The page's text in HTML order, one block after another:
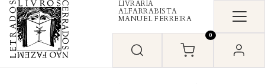
Skip to content
LIVRARIA
ALFARRABISTA
MANUEL FERREIRA
0